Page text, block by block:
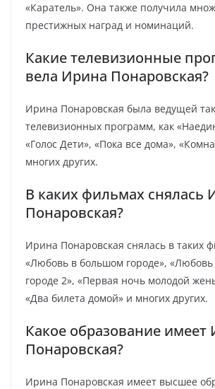
«Каратель». Она также получила
престижных наград и номинаций.
Какие телевизионные
вела Ирина Понаровская?
Ирина Понаровская была ведущей
телевизионных программ, как
«Голос Дети», «Пока все дома»,
многих других.
В каких фильмах снялась
Понаровская?
Ирина Понаровская снялась в таких
«Любовь в большом городе»,
городе 2», «Первая ночь молодой
«Два билета домой» и многих других.
Какое образование имеет
Понаровская?
Ирина Понаровская имеет высшее